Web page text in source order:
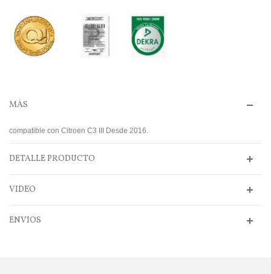
MÁS
compatible con Citroen C3 III Desde 2016.
DETALLE PRODUCTO
VIDEO
ENVIOS